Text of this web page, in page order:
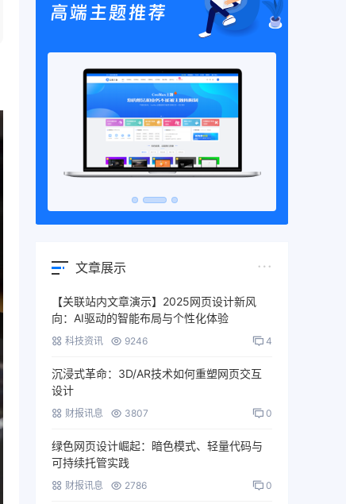
文章展示
【关联站内文章演示】2025网页设计新风
向：AI驱动的智能布局与个性化体验
科技资讯 9246 4
沉浸式革命：3D/AR技术如何重塑网页交互
设计
财报讯息 3807 0
绿色网页设计崛起：暗色模式、轻量代码与
可持续托管实践
财报讯息 2786 0